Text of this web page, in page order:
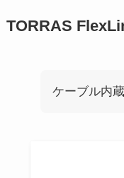
TORRAS
ケーブル内